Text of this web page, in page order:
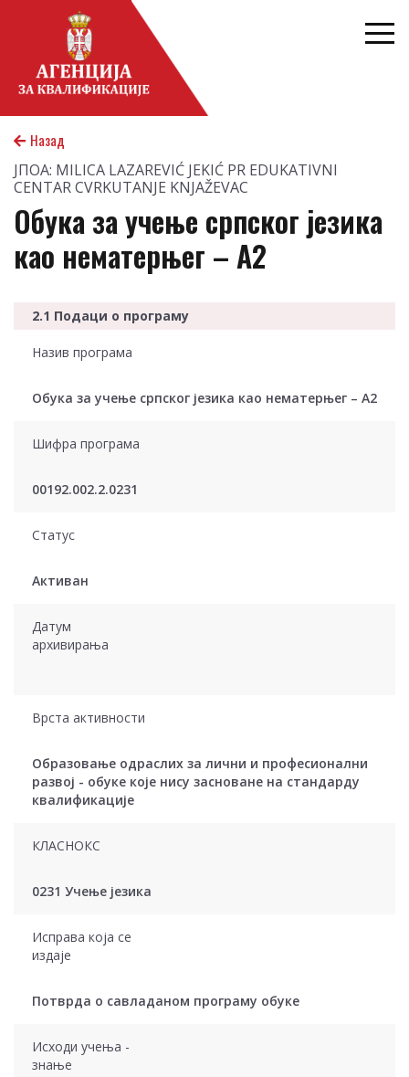
noks
Назад
ЈПОА: MILICA LAZAREVIĆ JEKIĆ PR EDUKATIVNI
CENTAR CVRKUTANJE KNJAŽEVAC
Обука за учење српског језика
као нематерњег – А2
2.1 Подаци о програму
Назив програма
Обука за учење српског језика као нематерњег – А2
Шифра програма
00192.002.2.0231
Статус
Активан
Датум
архивирања
Врста активности
Образовање одраслих за лични и професионални
развој - обуке које нису засноване на стандарду
квалификације
КЛАСНОКС
0231 Учење језика
Исправа која се
издаје
Потврда о савладаном програму обуке
Исходи учења -
знање